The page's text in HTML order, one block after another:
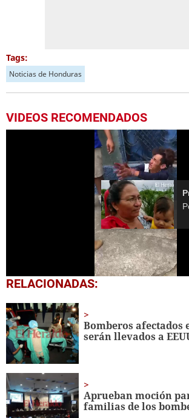
Tags:
Noticias de Honduras
VIDEOS RECOMENDADOS
0
seconds
14
seconds
RELACIONADAS:
Bomberos afectados
serán llevados a
Aprueban moción
familias de los